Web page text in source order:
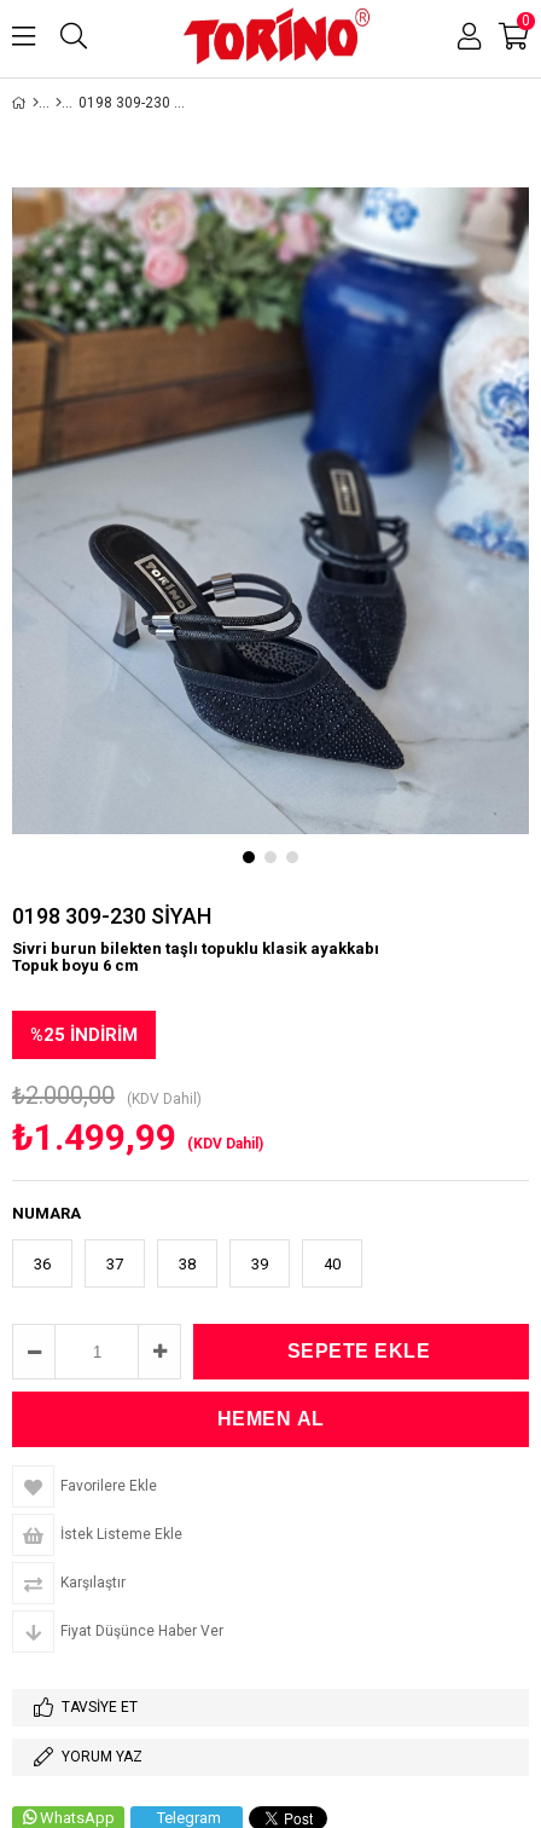
0
0198 309-230 SİYAH
0198 309-230 SİYAH
Sivri burun bilekten taşlı topuklu klasik ayakkabı
Topuk boyu 6 cm
%25 İNDIRIM
₺2.000,00 (KDV Dahil)
₺1.499,99 (KDV Dahil)
NUMARA
36 37 38 39 40
Favorilere Ekle
İstek Listeme Ekle
Karşılaştır
Fiyat Düşünce Haber Ver
TAVSIYE ET
YORUM YAZ
WhatsApp Telegram